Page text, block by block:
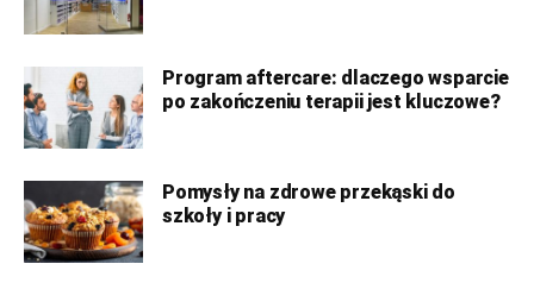
Program aftercare: dlaczego wsparcie
po zakończeniu terapii jest kluczowe?
Pomysły na zdrowe przekąski do
szkoły i pracy